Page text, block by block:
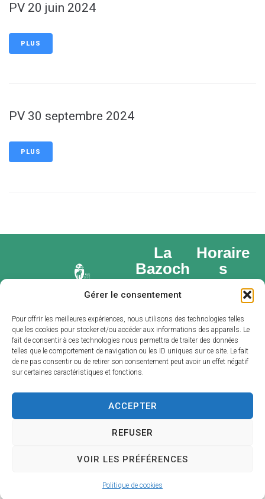
Gérer le consentement
Pour offrir les meilleures expériences, nous utilisons des technologies telles
que les cookies pour stocker et/ou accéder aux informations des appareils. Le
fait de consentir à ces technologies nous permettra de traiter des données
telles que le comportement de navigation ou les ID uniques sur ce site. Le fait
de ne pas consentir ou de retirer son consentement peut avoir un effet négatif
sur certaines caractéristiques et fonctions.
ACCEPTER
REFUSER
VOIR LES PRÉFÉRENCES
Politique de cookies
PV 20 juin 2024
PLUS
PV 30 septembre 2024
PLUS
La
Bazoch
Place du
marché,
28 330 LA
BAZOCHE-
GOUET
Nous
contacter
Horaire
s
d’ouvert
Lundi : 14h –
16h
Du mardi au
vendredi :
Samedi : 9h –
MentionsAccess
ibilité
Confide
ntialité
© 2025 Site créé